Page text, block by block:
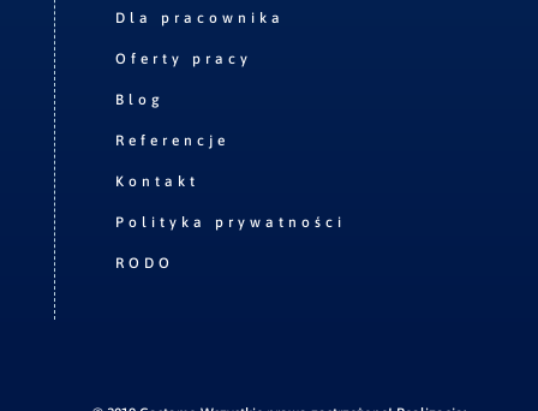
Dla pracownika
Oferty pracy
Blog
Referencje
Kontakt
Polityka prywatności
RODO